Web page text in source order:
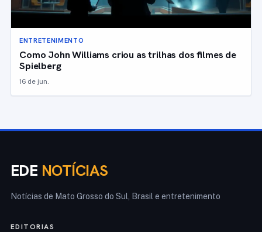
ENTRETENIMENTO
Como John Williams criou as trilhas dos filmes de
Spielberg
16 de jun.
EDE NOTÍCIAS
Notícias de Mato Grosso do Sul, Brasil e entretenimento
EDITORIAS